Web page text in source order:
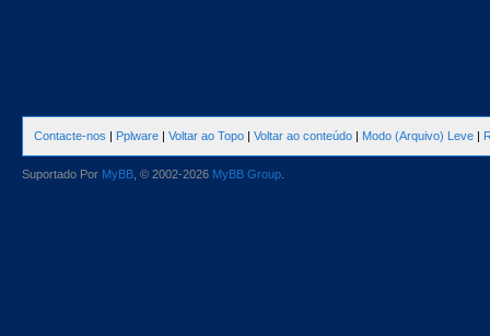
Contacte-nos | Pplware | Voltar ao Topo | Voltar ao conteúdo | Modo (Arquivo) Leve |
Suportado Por MyBB , © 2002-2026 MyBB Group